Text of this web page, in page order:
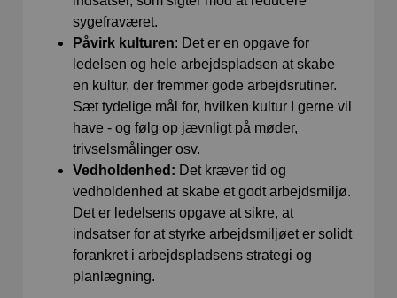
sygefraværet.
Påvirk kulturen: Det er en opgave for
ledelsen og hele arbejdspladsen at skabe
en kultur, der fremmer gode arbejdsrutiner.
Sæt tydelige mål for, hvilken kultur I gerne vil
have - og følg op jævnligt på møder,
trivselsmålinger osv.
Vedholdenhed: Det kræver tid og
vedholdenhed at skabe et godt arbejdsmiljø.
Det er ledelsens opgave at sikre, at
indsatser for at styrke arbejdsmiljøet er solidt
forankret i arbejdspladsens strategi og
planlægning.